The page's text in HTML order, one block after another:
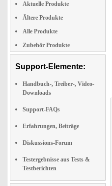
Aktuelle Produkte
Ältere Produkte
Alle Produkte
Zubehör Produkte
Support-Elemente:
Handbuch-, Treiber-, Video-
Downloads
Support-FAQs
Erfahrungen, Beiträge
Diskussions-Forum
Testergebnisse aus Tests &
Testberichten